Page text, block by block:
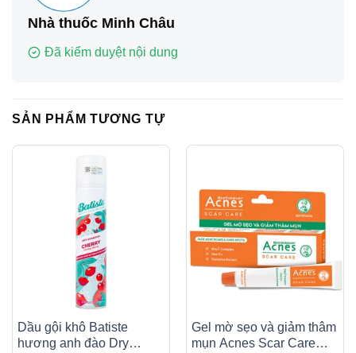
Nhà thuốc Minh Châu
Đã kiểm duyệt nội dung
SẢN PHẨM TƯƠNG TỰ
Dầu gội khô Batiste
hương anh đào Dry
Gel mờ sẹo và giảm thâm
mụn Acnes Scar Care